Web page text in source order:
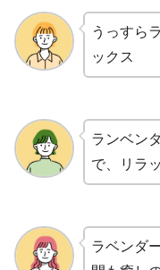
うっすら
ックス
ランベン
で、リラ
ラベンダ